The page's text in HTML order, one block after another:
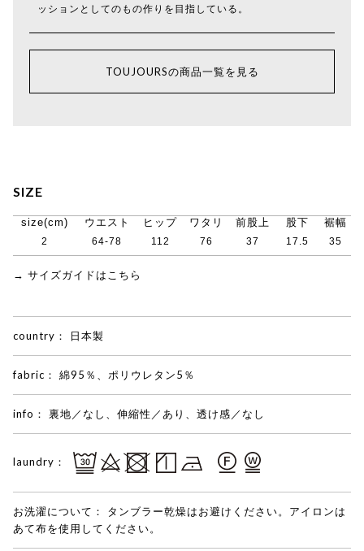
ッションとしてのもの作りを目指している。
TOUJOURSの商品一覧を見る
SIZE
size(cm) ウエスト ヒップ ワタリ 前股上 股下 裾幅
2 64-78 112 76 37 17.5 35
→ サイズガイドはこちら
country： 日本製
fabric： 綿95％、ポリウレタン5％
info： 裏地／なし、伸縮性／あり、透け感／なし
laundry：
お洗濯について：
タンブラー乾燥はお避けください。アイロンは
あて布を使用してください。